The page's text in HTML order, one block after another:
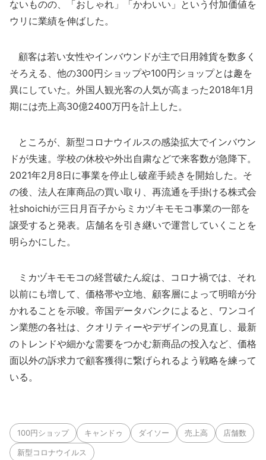
ないものの、「おしゃれ」「かわいい」という付加価値を
ウリに業績を伸ばした。
顧客は若い女性やインバウンドが主で日用雑貨を数多く
そろえる、他の300円ショップや100円ショップとは趣を
異にしていた。外国人観光客の人気が高まった2018年1月
期には売上高30億2400万円を計上した。
ところが、新型コロナウイルスの感染拡大でインバウン
ドが失速。学校の休校や外出自粛などで来客数が急降下。
2021年2月8日に事業を停止し破産手続きを開始した。そ
の後、法人在庫商品の買い取り、再流通を手掛ける株式会
社shoichiが三日月百子からミカヅキモモコ事業の一部を
譲受すると発表。店舗名を引き継いで運営していくことを
明らかにした。
ミカヅキモモコの経営破たん綻は、コロナ禍では、それ
以前にも増して、価格帯や立地、顧客層によって明暗が分
かれることを示唆。帝国データバンクによると、ワンコイ
ン業態の各社は、クオリティーやデザインの見直し、最新
のトレンドや細かな需要をつかむ新商品の投入など、価格
面以外の訴求力で顧客獲得に繋げられるよう戦略を練って
いる。
100円ショップ キャンドゥ ダイソー 売上高 店舗数
新型コロナウイルス